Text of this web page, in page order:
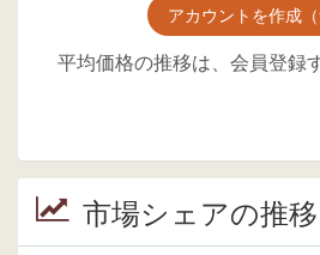
アカウントを作成（
平均価格の推移は、会員登録
市場シェアの推移